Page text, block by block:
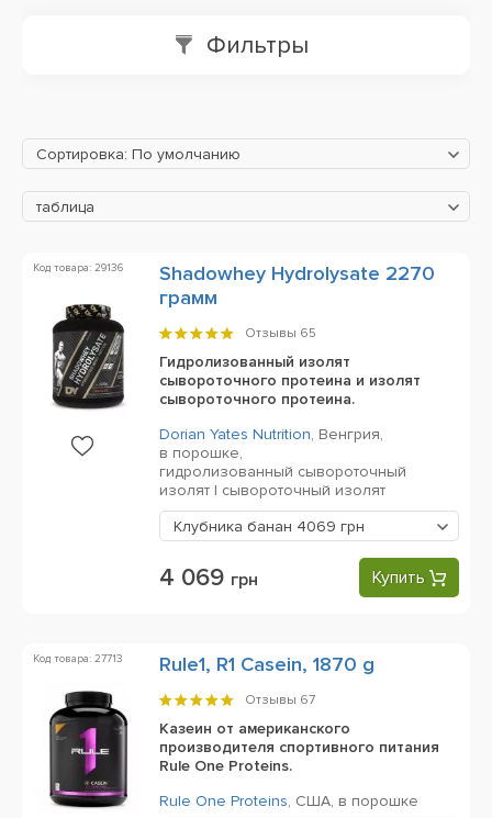
Фильтры
Сортировка: По умолчанию
таблица
Код товара: 29136
Shadowhey Hydrolysate 2270
грамм
Отзывы 65
Гидролизованный изолят
сывороточного протеина и изолят
сывороточного протеина.
Dorian Yates Nutrition, Венгрия,
в порошке,
гидролизованный сывороточный
изолят | сывороточный изолят
Клубника банан 4069 грн
4 069 грн Купить
Код товара: 27713 Rule1, R1 Casein, 1870 g
Отзывы 67
Казеин от американского
производителя спортивного питания
Rule One Proteins.
Rule One Proteins, США, в порошке